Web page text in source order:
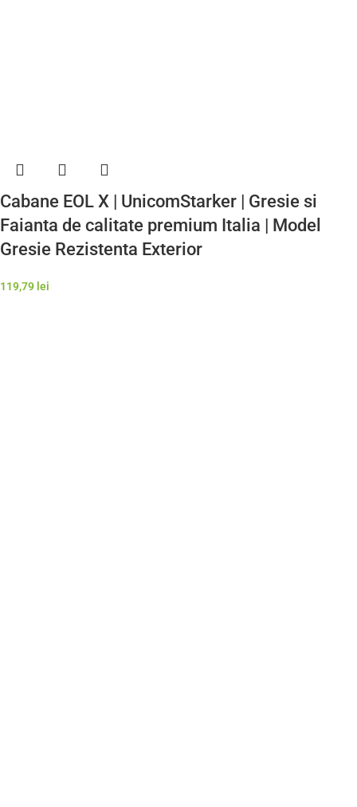
Cabane EOL X | UnicomStarker | Gresie si
Faianta de calitate premium Italia | Model
Gresie Rezistenta Exterior
119,79 lei